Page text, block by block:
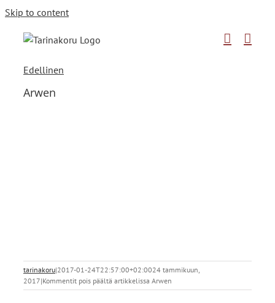
Skip to content
Edellinen
Arwen
tarinakoru|2017-01-24T22:57:00+02:0024 tammikuun,
2017|Kommentit pois päältä artikkelissa Arwen